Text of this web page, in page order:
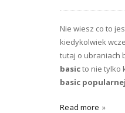
Nie wiesz co to
kiedykolwiek
tutaj o ubraniach
basicto nie tylko
basic popularnej
Read more